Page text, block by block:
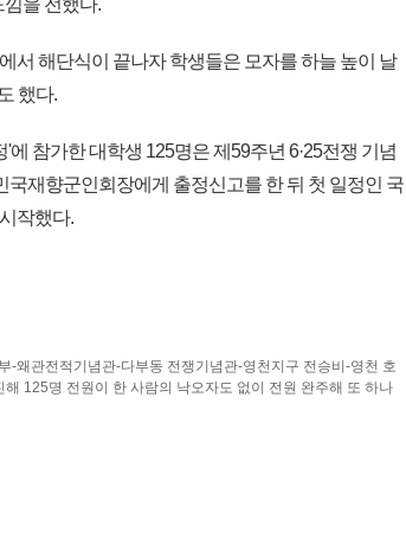
을 전했다.
서 해단식이 끝나자 학생들은 모자를 하늘 높이 날
했다.
참가한 대학생 125명은 제59주년 6·25전쟁 기념
재향군인회장에게 출정신고를 한 뒤 첫 일정인 국
작했다.
-왜관전적기념관-다부동 전쟁기념관-영천지구 전승비-영천 호
125명 전원이 한 사람의 낙오자도 없이 전원 완주해 또 하나